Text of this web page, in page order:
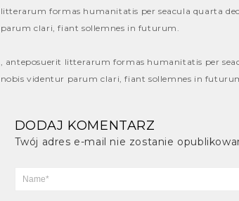
litterarum formas humanitatis per seacula quarta
parum clari, fiant sollemnes in futurum.
, anteposuerit litterarum formas humanitatis per
nobis videntur parum clari, fiant sollemnes in
DODAJ KOMENTARZ
Twój adres e-mail nie zostanie